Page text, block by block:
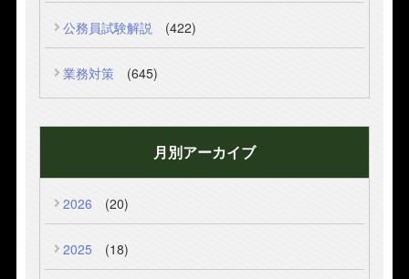
公務員試験解説 (422)
業務対策 (645)
月別アーカイブ
2026 (20)
2025 (18)